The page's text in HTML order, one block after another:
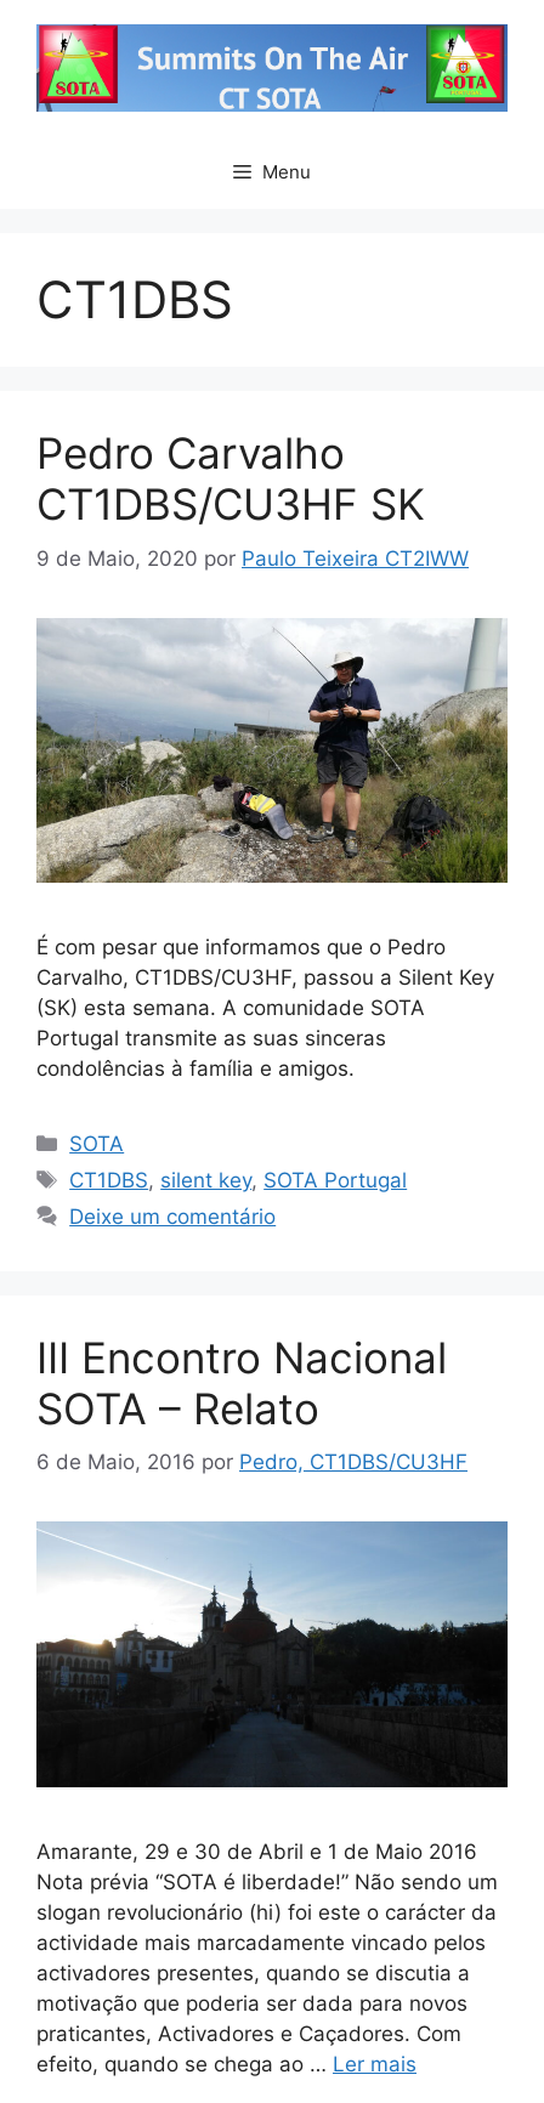
conteúdo
Menu
CT1DBS
Pedro Carvalho
CT1DBS/CU3HF SK
9 de Maio, 2020 por Paulo Teixeira CT2IWW
É com pesar que informamos que o Pedro
Carvalho, CT1DBS/CU3HF, passou a Silent Key
(SK) esta semana. A comunidade SOTA
Portugal transmite as suas sinceras
condolências à família e amigos.
Categorias
SOTA
Etiquetas
CT1DBS, silent key, SOTA Portugal
Deixe um comentário
III Encontro Nacional
SOTA – Relato
6 de Maio, 2016 por Pedro, CT1DBS/CU3HF
Amarante, 29 e 30 de Abril e 1 de Maio 2016
Nota prévia “SOTA é liberdade!” Não sendo um
slogan revolucionário (hi) foi este o carácter da
actividade mais marcadamente vincado pelos
activadores presentes, quando se discutia a
motivação que poderia ser dada para novos
praticantes, Activadores e Caçadores. Com
efeito, quando se chega ao … Ler mais